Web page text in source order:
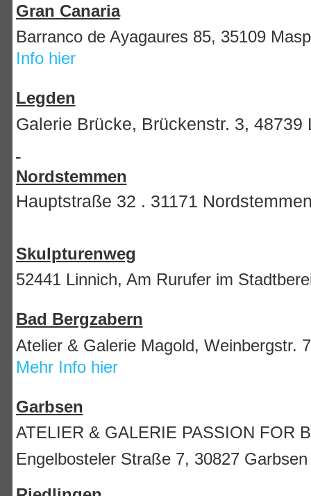
Gran Canaria
Barranco de Ayagaures 85, 35109
Info hier
Legden
Galerie Brücke, Brückenstr. 3,
Nordstemmen
Hauptstraße 32 . 31171
Skulpturenweg
52441 Linnich, Am Rurufer im
Bad Bergzabern
Atelier & Galerie Magold, Weinbergstr.
Mehr Info hier
Garbsen
ATELIER & GALERIE PASSION FOR
Engelbosteler Straße 7, 30827